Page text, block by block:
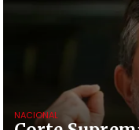
NACIONAL